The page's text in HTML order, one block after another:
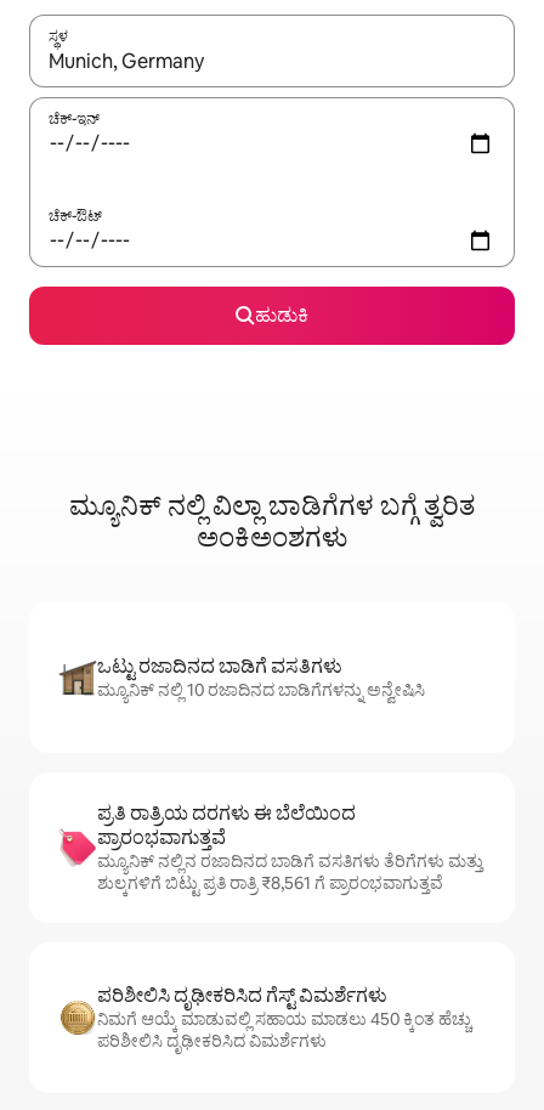
ಸ್ಥಳ
ಫಲಿತಾಂಶಗಳು ಲಭ್ಯವಿರುವಾಗ, ಅಪ್ ಮತ್ತು ಡೌನ್ ಬಾಣದ ಕೀಲಿಗಳೊಂದಿಗೆ
ಚೆಕ್-ಇನ್
ಚೆಕ್-ಔಟ್
ಹುಡುಕಿ
ಮ್ಯೂನಿಕ್ ನಲ್ಲಿ ವಿಲ್ಲಾ ಬಾಡಿಗೆಗಳ ಬಗ್ಗೆ ತ್ವರಿತ
ಅಂಕಿಅಂಶಗಳು
ಒಟ್ಟು ರಜಾದಿನದ ಬಾಡಿಗೆ ವಸತಿಗಳು
ಮ್ಯೂನಿಕ್ ನಲ್ಲಿ 10 ರಜಾದಿನದ ಬಾಡಿಗೆಗಳನ್ನು ಅನ್ವೇಷಿಸಿ
ಪ್ರತಿ ರಾತ್ರಿಯ ದರಗಳು ಈ ಬೆಲೆಯಿಂದ
ಪ್ರಾರಂಭವಾಗುತ್ತವೆ
ಮ್ಯೂನಿಕ್ ನಲ್ಲಿನ ರಜಾದಿನದ ಬಾಡಿಗೆ ವಸತಿಗಳು ತೆರಿಗೆಗಳು ಮತ್ತು
ಶುಲ್ಕಗಳಿಗೆ ಬಿಟ್ಟು ಪ್ರತಿ ರಾತ್ರಿ ₹8,561 ಗೆ ಪ್ರಾರಂಭವಾಗುತ್ತವೆ
ಪರಿಶೀಲಿಸಿ ದೃಢೀಕರಿಸಿದ ಗೆಸ್ಟ್ ವಿಮರ್ಶೆಗಳು
ನಿಮಗೆ ಆಯ್ಕೆ ಮಾಡುವಲ್ಲಿ ಸಹಾಯ ಮಾಡಲು 450 ಕ್ಕಿಂತ ಹೆಚ್ಚು
ಪರಿಶೀಲಿಸಿ ದೃಢೀಕರಿಸಿದ ವಿಮರ್ಶೆಗಳು